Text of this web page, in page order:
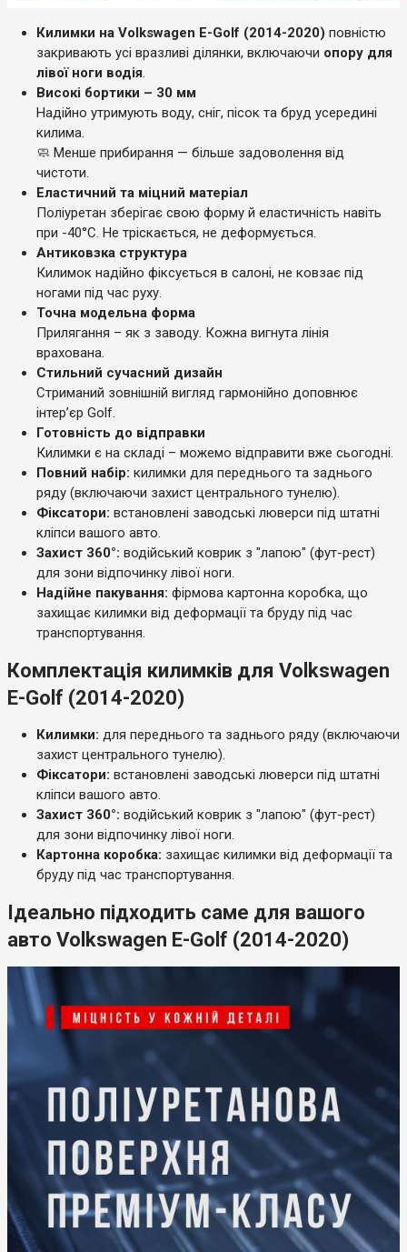
Килимки на Volkswagen E-Golf (2014-2020) повністю
закривають усі вразливі ділянки, включаючи опору для
лівої ноги водія.
Високі бортики – 30 мм
Надійно утримують воду, сніг, пісок та бруд усередині
килима.
🧼 Менше прибирання — більше задоволення від
чистоти.
Еластичний та міцний матеріал
Поліуретан зберігає свою форму й еластичність навіть
при -40°C. Не тріскається, не деформується.
Антиковзка структура
Килимок надійно фіксується в салоні, не ковзає під
ногами під час руху.
Точна модельна форма
Прилягання – як з заводу. Кожна вигнута лінія
врахована.
Стильний сучасний дизайн
Стриманий зовнішній вигляд гармонійно доповнює
інтер’єр Golf.
Готовність до відправки
Килимки є на складі – можемо відправити вже сьогодні.
Повний набір: килимки для переднього та заднього
ряду (включаючи захист центрального тунелю).
Фіксатори: встановлені заводські люверси під штатні
кліпси вашого авто.
Захист 360°: водійський коврик з "лапою" (фут-рест)
для зони відпочинку лівої ноги.
Надійне пакування: фірмова картонна коробка, що
захищає килимки від деформації та бруду під час
транспортування.
Комплектація килимків для Volkswagen
E-Golf (2014-2020)
Килимки: для переднього та заднього ряду (включаючи
захист центрального тунелю).
Фіксатори: встановлені заводські люверси під штатні
кліпси вашого авто.
Захист 360°: водійський коврик з "лапою" (фут-рест)
для зони відпочинку лівої ноги.
Картонна коробка: захищає килимки від деформації та
бруду під час транспортування.
Ідеально підходить саме для вашого
авто Volkswagen E-Golf (2014-2020)